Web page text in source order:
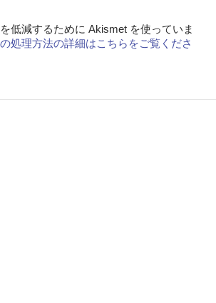
低減するために Akismet を使っていま
処理方法の詳細はこちらをご覧くださ